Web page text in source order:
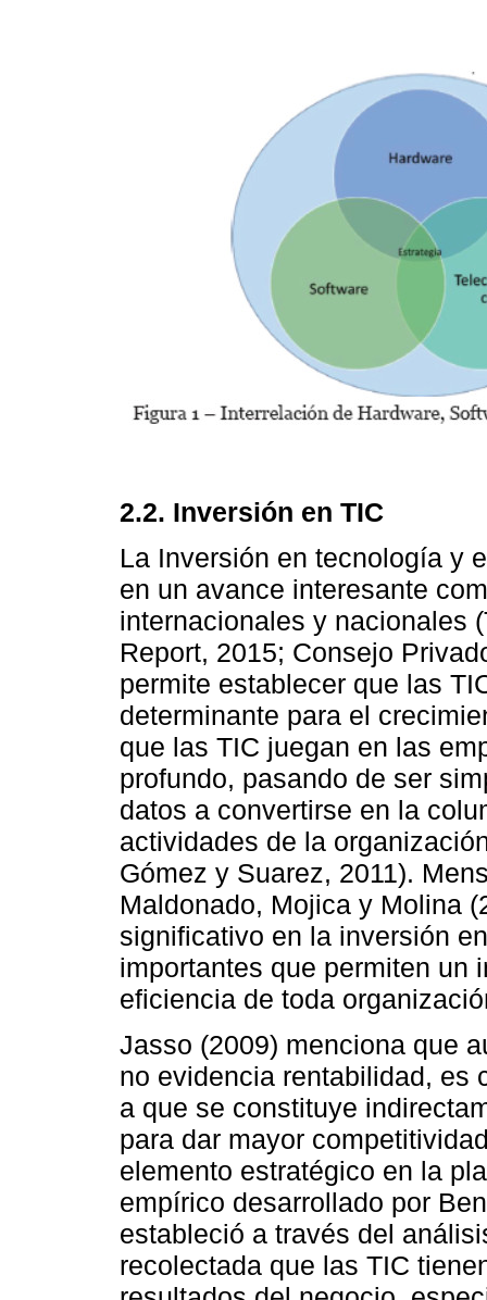
2.2. Inversión en TIC
La Inversión en tecnología y
en un avance interesante
internacionales y nacionales
Report, 2015; Consejo
permite establecer que las
determinante para el
que las TIC juegan en las
profundo, pasando de ser
datos a convertirse en la
actividades de la
Gómez y Suarez, 2011).
Maldonado, Mojica y Molina
significativo en la inversión
importantes que permiten un
eficiencia de toda
Jasso (2009) menciona que
no evidencia rentabilidad, es
a que se constituye
para dar mayor
elemento estratégico en la
empírico desarrollado por
estableció a través del
recolectada que las TIC